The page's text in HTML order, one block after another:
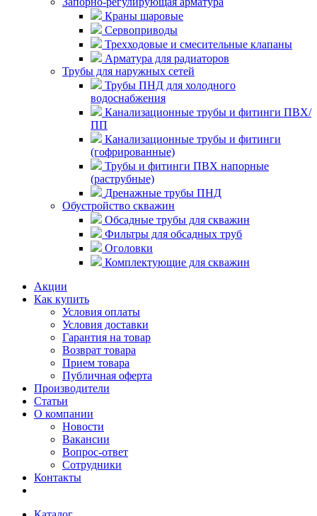
Краны шаровые
Сервоприводы
Трехходовые и смесительные клапаны
Арматура для радиаторов
Трубы для наружных сетей
Трубы ПНД для холодного
водоснабжения
Канализационные трубы и фитинги ПВХ/
ПП
Канализационные трубы и фитинги
(гофрированные)
Трубы и фитинги ПВХ напорные
(раструбные)
Дренажные трубы ПНД
Обустройство скважин
Обсадные трубы для скважин
Фильтры для обсадных труб
Оголовки
Комплектующие для скважин
Акции
Как купить
Условия оплаты
Условия доставки
Гарантия на товар
Возврат товара
Прием товара
Публичная оферта
Производители
Статьи
О компании
Новости
Вакансии
Вопрос-ответ
Сотрудники
Контакты